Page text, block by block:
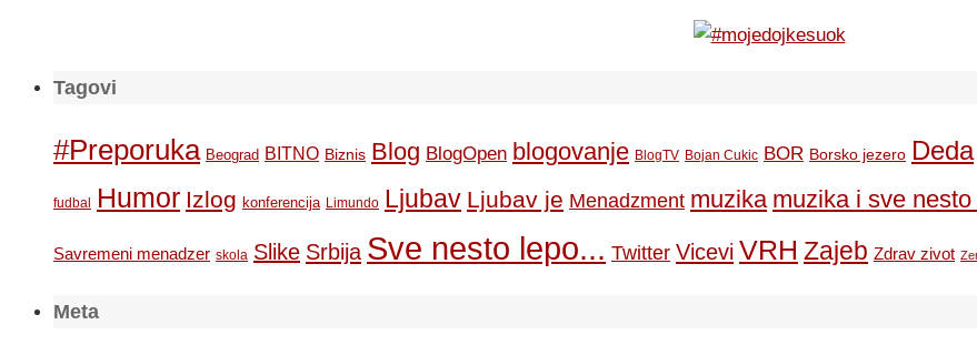
Tagovi
#Preporuka Beograd BITNO Biznis Blog BlogOpen blogovanje BlogTV Bojan Cukic BOR Borsko jezero Deda
fudbal Humor Izlog konferencija Limundo Ljubav Ljubav je Menadzment muzika muzika i sve nesto
Savremeni menadzer skola Slike Srbija Sve nesto lepo... Twitter Vicevi VRH Zajeb Zdrav zivot
Meta